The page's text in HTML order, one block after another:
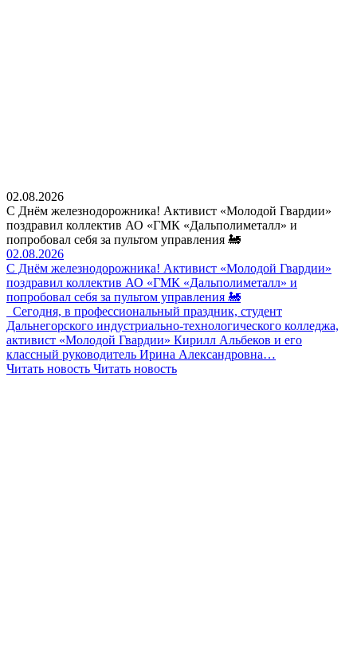
02.08.2026
С Днём железнодорожника! Активист «Молодой Гвардии»
поздравил коллектив АО «ГМК «Дальполиметалл» и
попробовал себя за пультом управления 🚂
02.08.2026
С Днём железнодорожника! Активист «Молодой Гвардии»
поздравил коллектив АО «ГМК «Дальполиметалл» и
попробовал себя за пультом управления 🚂
Сегодня, в профессиональный праздник, студент
Дальнегорского индустриально-технологического колледжа,
активист «Молодой Гвардии» Кирилл Альбеков и его
классный руководитель Ирина Александровна…
Читать новость Читать новость